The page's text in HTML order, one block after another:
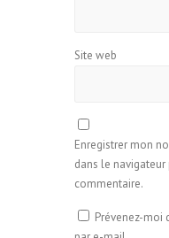
Site web
Enregistrer mon
dans le
commentaire.
Prévenez-moi